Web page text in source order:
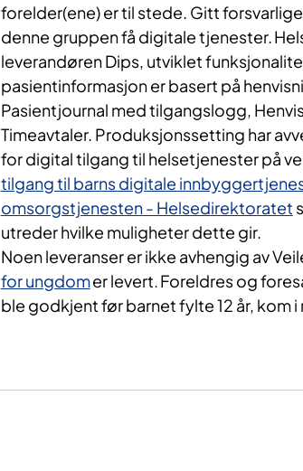
forelder(ene) er til stede. Gitt
denne gruppen få digitale tjenester.​
leverandøren Dips, utviklet
pasientinformasjon er basert på
Pasientjournal med tilgangslogg,
Timeavtaler. Produksjonssetting har
for digital tilgang til helsetjenester på
tilgang til barns digitale
omsorgstjenesten - Helsedirektoratet
utreder hvilke muligheter dette gir.
Noen leveranser er ikke avhengig av
for ungdomer levert. Foreldres og
ble godkjent før barnet fylte 12 år, kom i